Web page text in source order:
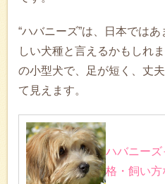
“ハバニーズ”は、日本では
しい犬種と言えるかもしれ
の小型犬で、足が短く、丈
て見えます。
ハバニー
格・飼い方